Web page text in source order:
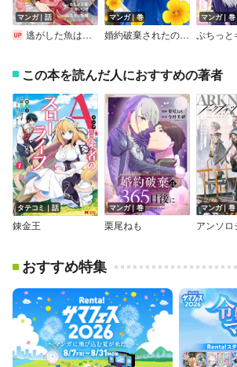
マンガ｜話
逃がした魚は大きかったが釣りあげた魚が大きすぎた件（コミック）【分冊版】
マンガ｜巻
婚約破棄されたのに元婚約者の結婚式に招待されました。断れないので兄の友人に同行してもらいます。（コミック）【デジタル版限定特典付き】
マンガ｜巻
この本を読んだ人におすすめの著者
タテコミ｜話
錬金王
マンガ｜巻
栗尾ねも
マンガ｜巻
アンソロ
おすすめ特集